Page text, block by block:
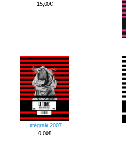
15,00€
Intégrale 2007
0,00€